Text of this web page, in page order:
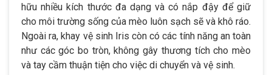
hữu nhiều kích thước đa dạng và có nắp đậy để giữ
cho môi trường sống của mèo luôn sạch sẽ và khô ráo.
Ngoài ra, khay vệ sinh Iris còn có các tính năng an toàn
như các góc bo tròn, không gây thương tích cho mèo
và tay cầm thuận tiện cho việc di chuyển và vệ sinh.